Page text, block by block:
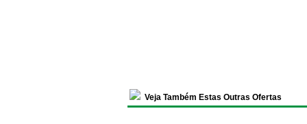
Veja Também Estas Outras Ofertas